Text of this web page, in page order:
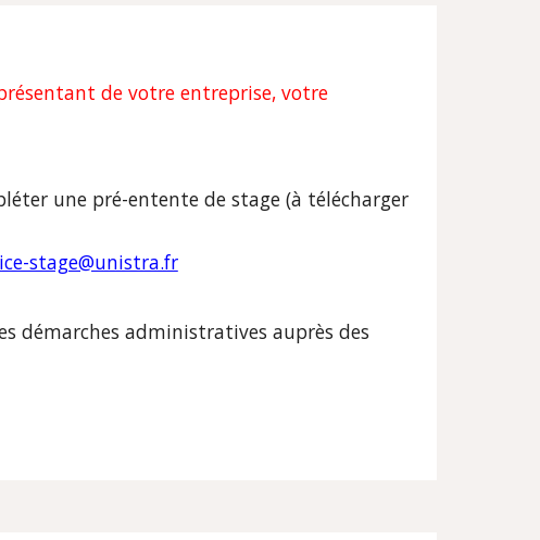
de votre entreprise, votre
une pré-entente de stage (à télécharger
stage@unistra.fr
démarches administratives auprès des